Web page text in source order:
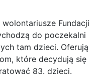
Fundacji
do poczekalni
tam dzieci. Oferują
które decydują się
83. dzieci.